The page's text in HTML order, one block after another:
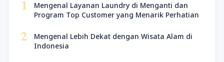
1
Mengenal Layanan Laundry di Menganti dan
Program Top Customer yang Menarik Perhatian
2
Mengenal Lebih Dekat dengan Wisata Alam di
Indonesia